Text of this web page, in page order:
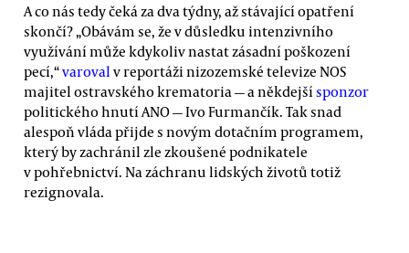
A co nás tedy čeká za dva týdny, až stávající opatření
skončí? „Obávám se, že v důsledku intenzivního
využívání může kdykoliv nastat zásadní poškození
pecí,“varoval v reportáži nizozemské televize NOS
majitel ostravského krematoria — a někdejšísponzor
politického hnutí ANO — Ivo Furmančík. Tak snad
alespoň vláda přijde s novým dotačním programem,
který by zachránil zle zkoušené podnikatele
v pohřebnictví. Na záchranu lidských životů totiž
rezignovala.